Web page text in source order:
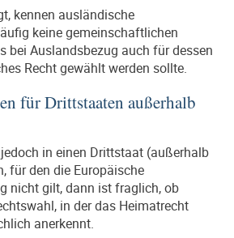
kennen ausländische
keine gemeinschaftlichen
bei Auslandsbezug auch für dessen
Recht gewählt werden sollte.
für Drittstaaten außerhalb
in einen Drittstaat (außerhalb
für den die Europäische
nicht gilt, dann ist fraglich, ob
in der das Heimatrecht
anerkennt.